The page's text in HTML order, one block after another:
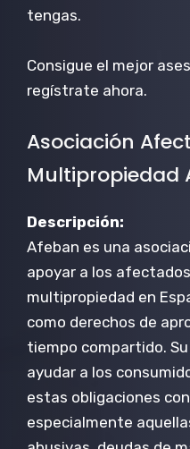
tengas.
Consigue el mejor
regístrate ahora.
Asociación
Multipropiedad
Descripción:
Afeban es una
apoyar a los
multipropiedad en
como derechos de
tiempo compartido.
ayudar a los
estas obligaciones
especialmente